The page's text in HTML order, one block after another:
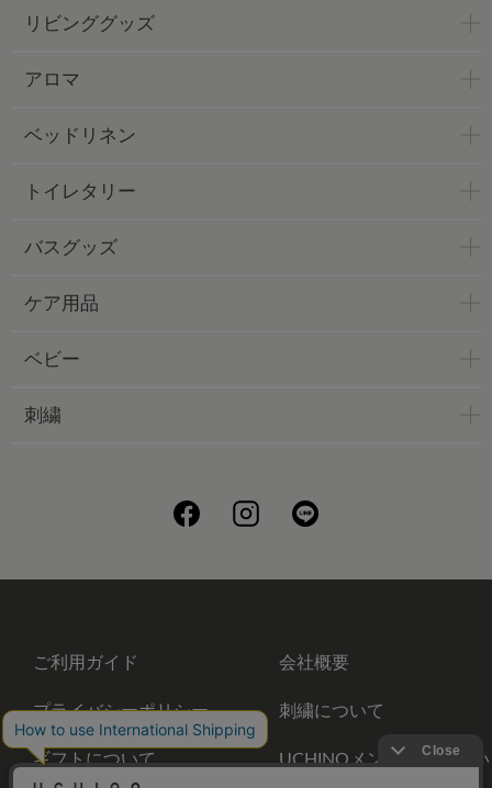
リビンググッズ
アロマ
ベッドリネン
トイレタリー
バスグッズ
ケア用品
ベビー
刺繍
ご利用ガイド 会社概要
プライバシーポリシー 刺繍について
ギフトについて
UCHINOメンバーズについ